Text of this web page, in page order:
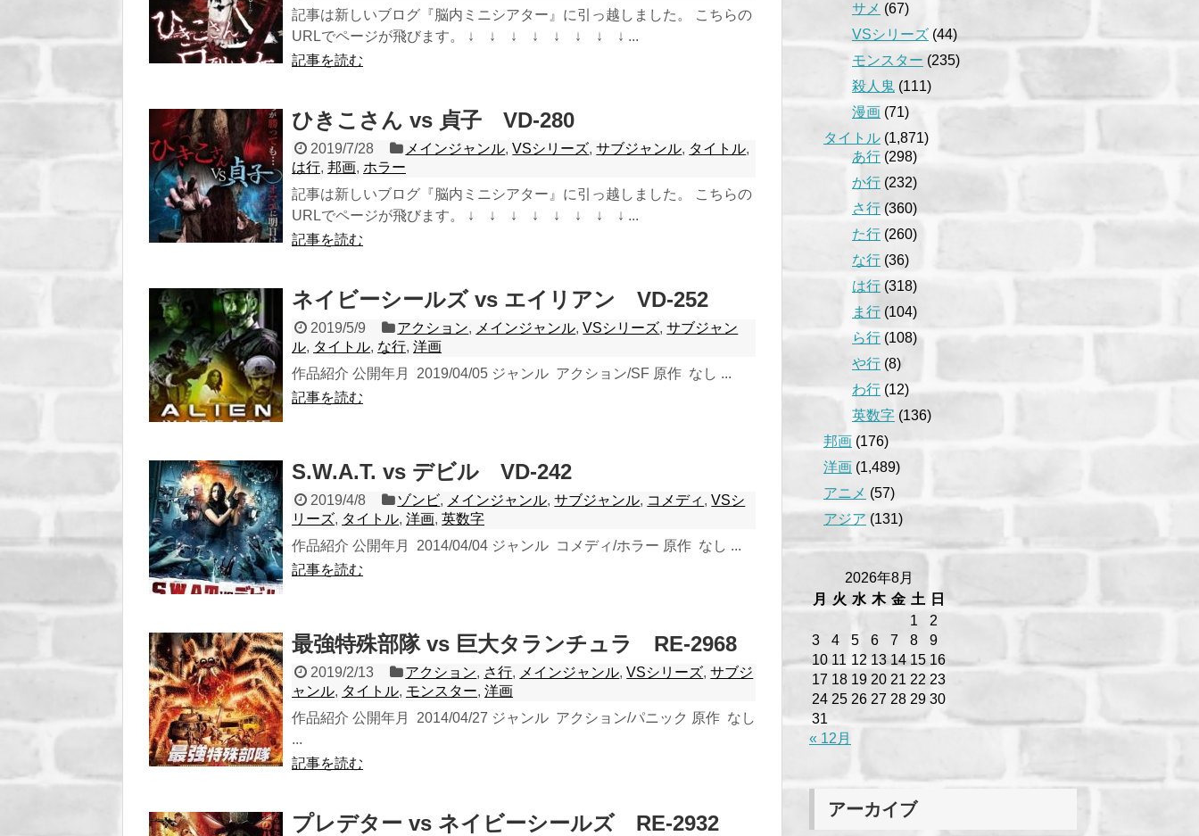
記事は新しいブログ『脳内ミニシアター』に引っ越しました。 こちらの
URLでページが飛びます。 ↓ ↓ ↓ ↓ ↓ ↓ ↓ ↓ ...
記事を読む
ひきこさん vs 貞子 VD-280
2019/7/28 メインジャンル,VSシリーズ,サブジャンル, タイトル,
は行, 邦画, ホラー
記事は新しいブログ『脳内ミニシアター』に引っ越しました。 こちらの
URLでページが飛びます。 ↓ ↓ ↓ ↓ ↓ ↓ ↓ ↓ ...
記事を読む
ネイビーシールズ vs エイリアン VD-252
2019/5/9 アクション, メインジャンル,VSシリーズ,サブジャン
ル, タイトル, な行, 洋画
作品紹介 公開年月 2019/04/05 ジャンル アクション/SF 原作 なし ...
記事を読む
S.W.A.T. vs デビル VD-242
2019/4/8 ゾンビ, メインジャンル,サブジャンル, コメディ ,VSシ
リーズ, タイトル, 洋画, 英数字
作品紹介 公開年月 2014/04/04 ジャンル コメディ/ホラー 原作 なし ...
記事を読む
最強特殊部隊 vs 巨大タランチュラ RE-2968
2019/2/13 アクション, さ行, メインジャンル,VSシリーズ,サブジ
ャンル, タイトル, モンスター, 洋画
作品紹介 公開年月 2014/04/27 ジャンル アクション/パニック 原作 なし
...
記事を読む
プレデター vs ネイビーシールズ RE-2932
サメ (67)
VSシリーズ (44)
モンスター (235)
殺人鬼 (111)
漫画 (71)
タイトル (1,871)
あ行 (298)
か行 (232)
さ行 (360)
た行 (260)
な行 (36)
は行 (318)
ま行 (104)
ら行 (108)
や行 (8)
わ行 (12)
英数字 (136)
邦画 (176)
洋画 (1,489)
アニメ (57)
アジア (131)
2026年8月
月
火 水 木 金 土
日
1
2
3
4 5 6 7 8
9
10 11 12 13 14 15 16
17 18 19 20 21 22 23
24 25 26 27 28 29 30
31
« 12月
アーカイブ